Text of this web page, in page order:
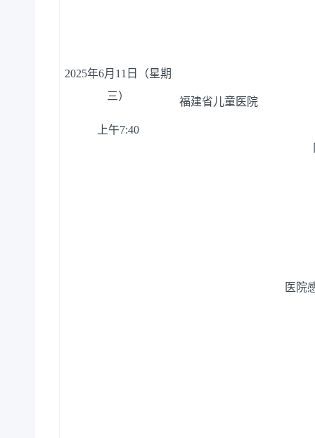
2025年6月 11 日（星期
三）
上午7:40
福建省儿童医院
医院